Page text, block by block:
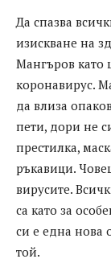
Да спазва
изискване на
Мангъров като
коронавирус.
да влиза
пети, дори не
престилка,
ръкавици.
вирусите.
са като за
си е една нова
той.